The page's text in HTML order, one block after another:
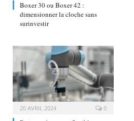
Boxer 30 ou Boxer 42 :
dimensionner la cloche sans
surinvestir
20 AVRIL 2024 0